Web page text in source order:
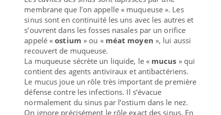
membrane que l’on appelle « muqueuse ». Les
sinus sont en continuité les uns avec les autres et
s’ouvrent dans les fosses nasales par un orifice
appelé «ostium » ou « méat moyen », lui aussi
recouvert de muqueuse.
La muqueuse sécrète un liquide, le « mucus » qui
contient des agents antiviraux et antibactériens.
Le mucus joue un rôle très important de première
défense contre les infections. Il s’évacue
normalement du sinus par l’ostium dans le nez.
On ignore précisément le rôle exact des sinus. En